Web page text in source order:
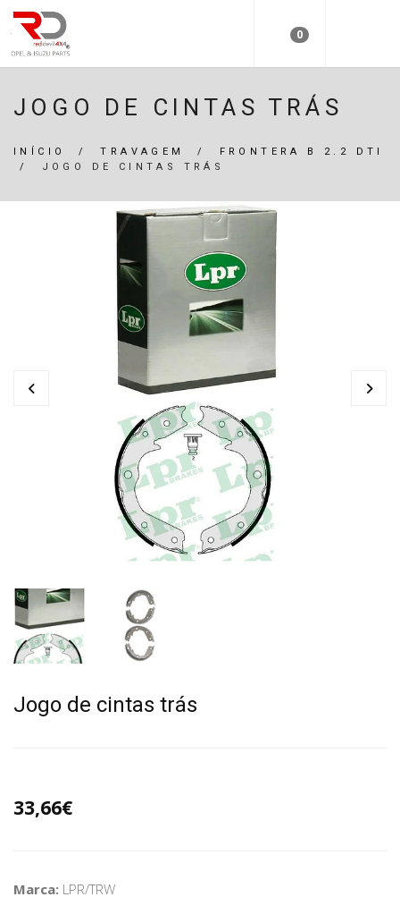
0
JOGO DE CINTAS TRÁS
INÍCIO /TRAVAGEM /
FRONTERA B 2.2 DTI
/
JOGO DE CINTAS TRÁS
Jogo de cintas trás
33,66€
Marca: LPR/TRW